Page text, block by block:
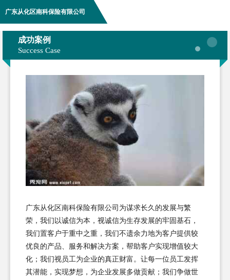
广东从化区南科保险有限公司
成功案例
Success Case
广东从化区南科保险有限公司为谋求长久的发展与繁
荣，我们以诚信为本，视诚信为生存发展的牢固基石，
我们置客户于重中之重，我们不遗余力地为客户提供较
优良的产品、服务和解决方案，帮助客户实现增值较大
化；我们视员工为企业的真正财富。让每一位员工发挥
其潜能，实现梦想，为企业发展多做贡献；我们争做世